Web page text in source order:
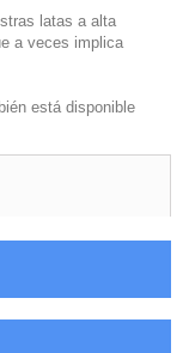
latas a alta
a veces implica
está disponible